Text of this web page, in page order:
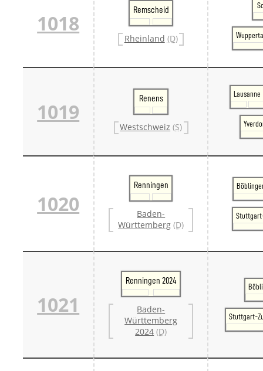
1018
Remscheid
Rheinland (D)
1019
Renens
Westschweiz (S)
Lausanne
1020
Renningen
Baden-
Württemberg (D)
1021
Renningen 2024
Baden-
Württemberg
2024 (D)
Stuttgart-